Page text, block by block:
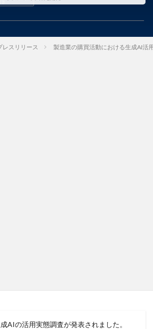
レスリリース 製造業の購買活動における生成AI活
AIの活用実態調査が発表されました。